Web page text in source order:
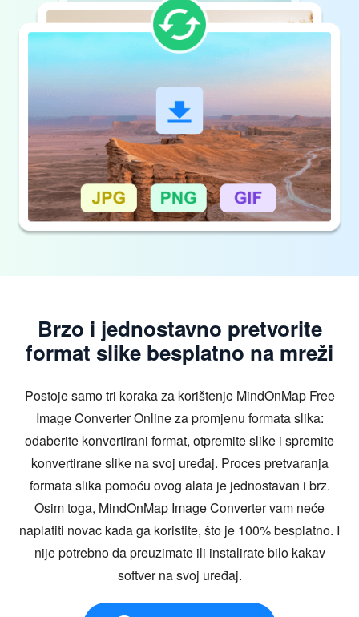
Brzo i jednostavno pretvorite
format slike besplatno na mreži
Postoje samo tri koraka za korištenje MindOnMap Free
Image Converter Online za promjenu formata slika:
odaberite konvertirani format, otpremite slike i spremite
konvertirane slike na svoj uređaj. Proces pretvaranja
formata slika pomoću ovog alata je jednostavan i brz.
Osim toga, MindOnMap Image Converter vam neće
naplatiti novac kada ga koristite, što je 100% besplatno. I
nije potrebno da preuzimate ili instalirate bilo kakav
softver na svoj uređaj.